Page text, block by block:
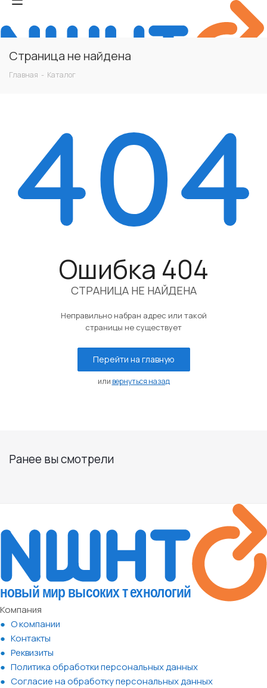
Страница не найдена
Главная - Каталог
Ошибка 404
СТРАНИЦА НЕ НАЙДЕНА
Неправильно набран адрес или такой
страницы не существует
Перейти на главную
или вернуться назад
Ранее вы смотрели
Компания
О компании
Контакты
Реквизиты
Политика обработки персональных данных
Согласие на обработку персональных данных